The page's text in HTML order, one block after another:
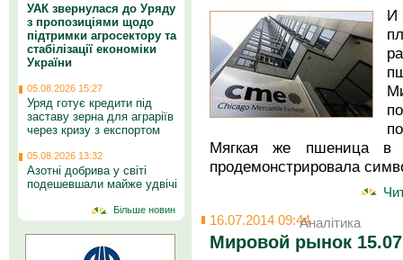
И
Мягкая же пшеница в
продемонстрировала
16.07.2014 09:44Аналітика
Мировой рынок
УАК звернулася до Уряду
з пропозиціями щодо
підтримки агросектору та
стабілізації економіки
України
05.08.2026 15:27
Уряд готує кредити під
заставу зерна для аграріїв
через кризу з експортом
05.08.2026 13:32
Азотні добрива у світі
подешевшали майже удвічі
Більше новин